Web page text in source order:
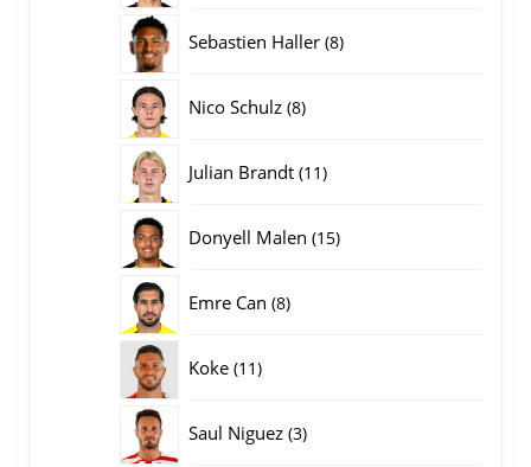
Sebastien Haller 88
Nico Schulz 88
Julian Brandt 1111
Donyell Malen 1515
Emre Can 88
Koke 1111
Saul Niguez 33